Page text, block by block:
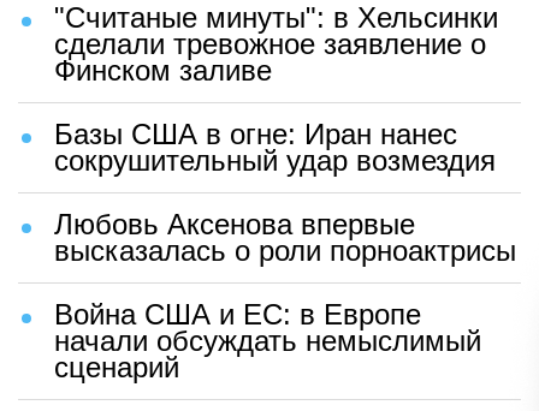
"Считаные минуты": в Хельсинки
сделали тревожное заявление о
Финском заливе
Базы США в огне: Иран нанес
сокрушительный удар возмездия
Любовь Аксенова впервые
высказалась о роли порноактрисы
Война США и ЕС: в Европе
начали обсуждать немыслимый
сценарий